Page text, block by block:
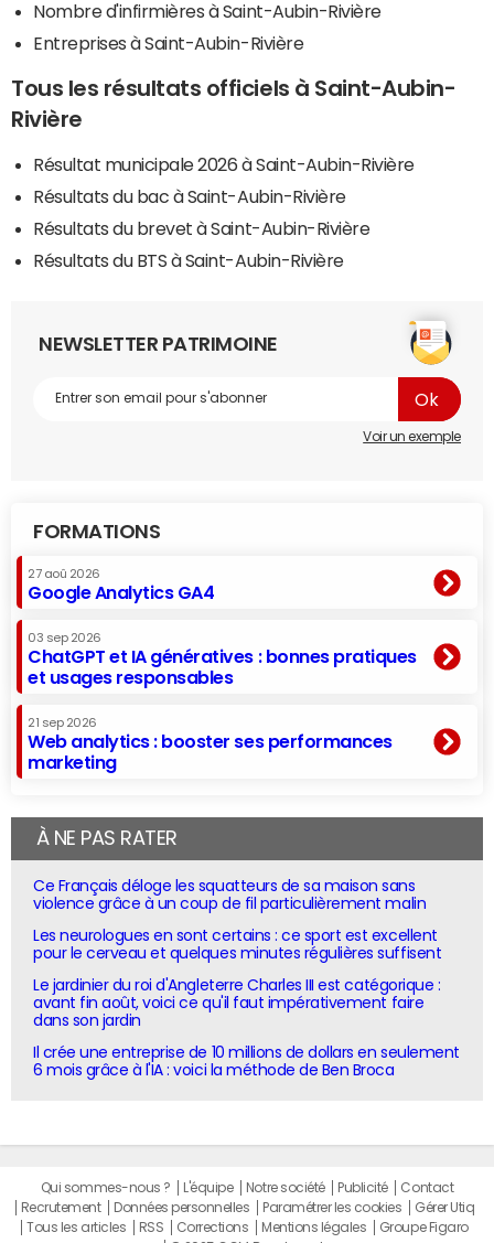
Nombre d'infirmières à Saint-Aubin-Rivière
Entreprises à Saint-Aubin-Rivière
Tous les résultats officiels à Saint-Aubin-
Rivière
Résultat municipale 2026 à Saint-Aubin-Rivière
Résultats du bac à Saint-Aubin-Rivière
Résultats du brevet à Saint-Aubin-Rivière
Résultats du BTS à Saint-Aubin-Rivière
NEWSLETTER PATRIMOINE
Voir un exemple
FORMATIONS
27 aoû 2026
Google Analytics GA4
03 sep 2026
ChatGPT et IA génératives : bonnes pratiques
et usages responsables
21 sep 2026
Web analytics : booster ses performances
marketing
À NE PAS RATER
Ce Français déloge les squatteurs de sa maison sans
violence grâce à un coup de fil particulièrement malin
Les neurologues en sont certains : ce sport est excellent
pour le cerveau et quelques minutes régulières suffisent
Le jardinier du roi d'Angleterre Charles III est catégorique :
avant fin août, voici ce qu'il faut impérativement faire
dans son jardin
Il crée une entreprise de 10 millions de dollars en seulement
6 mois grâce à l'IA : voici la méthode de Ben Broca
Qui sommes-nous ? L'équipe Notre société Publicité
Contact
Recrutement
Données personnelles Paramétrer les cookies
Gérer Utiq
Tous les articles
RSS Corrections Mentions légales
Groupe Figaro